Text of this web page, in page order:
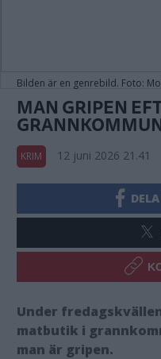
Bilden är en genrebild. Foto:
MAN GRIPEN
KRIM 12 juni 2026 21.41
Under
matbutik i
man är gripen.